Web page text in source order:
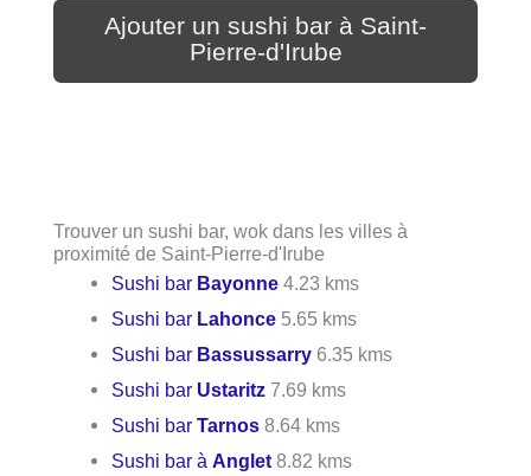
Ajouter un sushi bar à Saint-
Pierre-d'Irube
Trouver un sushi bar, wok dans les villes à
proximité de Saint-Pierre-d'Irube
Sushi bar Bayonne 4.23 kms
Sushi bar Lahonce 5.65 kms
Sushi bar Bassussarry 6.35 kms
Sushi bar Ustaritz 7.69 kms
Sushi barTarnos 8.64 kms
Sushi bar àAnglet 8.82 kms